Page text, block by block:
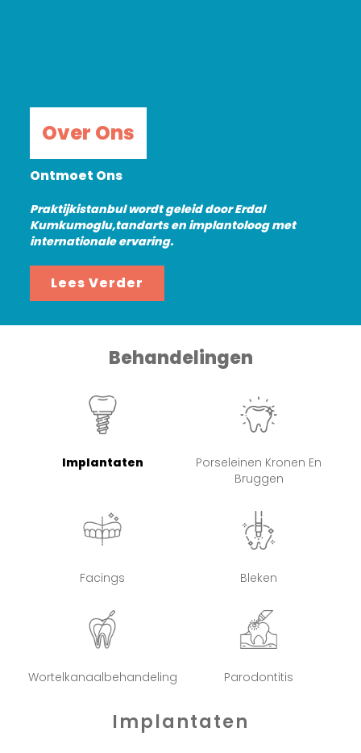
Over Ons
Ontmoet Ons
Praktijkistanbul wordt geleid door Erdal
Kumkumoglu,tandarts en implantoloog met
internationale ervaring.
Lees Verder
Behandelingen
Implantaten
Porseleinen Kronen En
Bruggen
Facings Bleken
Wortelkanaalbehandeling Parodontitis
Implantaten